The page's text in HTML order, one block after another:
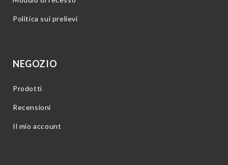
Politica sui prelievi
NEGOZIO
Prodotti
Recensioni
Il mio account